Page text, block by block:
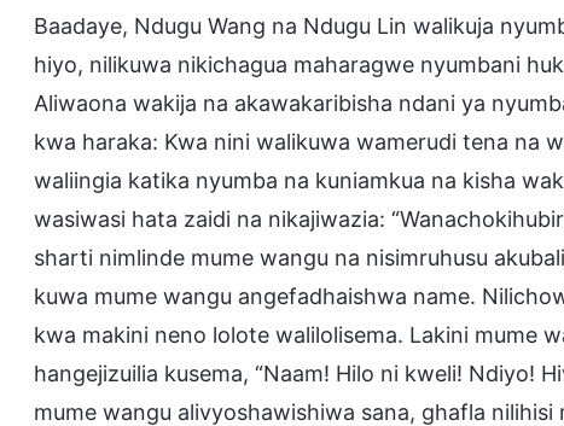
Baadaye, Ndugu Wang na Ndugu Lin walikuja
hiyo, nilikuwa nikichagua maharagwe nyumbani
Aliwaona wakija na akawakaribisha ndani ya
kwa haraka: Kwa nini walikuwa wamerudi tena na
waliingia katika nyumba na kuniamkua na kisha
wasiwasi hata zaidi na nikajiwazia:
sharti nimlinde mume wangu na nisimruhusu
kuwa mume wangu angefadhaishwa name.
kwa makini neno lolote walilolisema. Lakini mume
hangejizuilia kusema, “Naam! Hilo ni kweli! Ndiyo!
mume wangu alivyoshawishiwa sana, ghafla